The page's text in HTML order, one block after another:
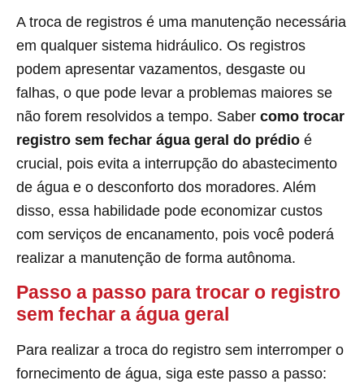
A troca de registros é uma manutenção necessária
em qualquer sistema hidráulico. Os registros
podem apresentar vazamentos, desgaste ou
falhas, o que pode levar a problemas maiores se
não forem resolvidos a tempo. Saber como trocar
registro sem fechar água geral do prédio é
crucial, pois evita a interrupção do abastecimento
de água e o desconforto dos moradores. Além
disso, essa habilidade pode economizar custos
com serviços de encanamento, pois você poderá
realizar a manutenção de forma autônoma.
Passo a passo para trocar o registro
sem fechar a água geral
Para realizar a troca do registro sem interromper o
fornecimento de água, siga este passo a passo: